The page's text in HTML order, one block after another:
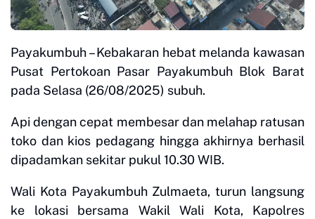
Payakumbuh – Kebakaran hebat melanda kawasan
Pusat Pertokoan Pasar Payakumbuh Blok Barat
pada Selasa (26/08/2025) subuh.
Api dengan cepat membesar dan melahap ratusan
toko dan kios pedagang hingga akhirnya berhasil
dipadamkan sekitar pukul 10.30 WIB.
Wali Kota Payakumbuh Zulmaeta, turun langsung
ke lokasi bersama Wakil Wali Kota, Kapolres